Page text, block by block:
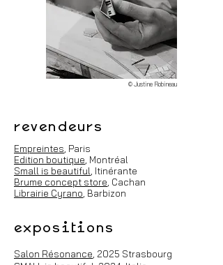
© Justine Robineau
revendeurs
Empreintes , Paris
Edition boutique , Montréal
Small is beautiful , Itinérante
Brume concept store , Cachan
Librairie Cyrano , Barbizon
expositions
Salon Résonance , 2025 Strasbourg